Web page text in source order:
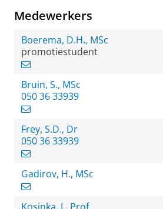
Medewerkers
Boerema, D.H., MSc
promotiestudent
Bruin, S., MSc
050 36 33939
Frey, S.D., Dr
050 36 33939
Gadirov, H., MSc